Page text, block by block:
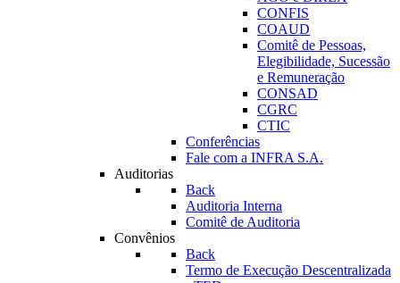
CONFIS
COAUD
Comitê de Pessoas,
Elegibilidade, Sucessão
e Remuneração
CONSAD
CGRC
CTIC
Conferências
Fale com a INFRA S.A.
Auditorias
Back
Auditoria Interna
Comitê de Auditoria
Convênios
Back
Termo de Execução Descentralizada